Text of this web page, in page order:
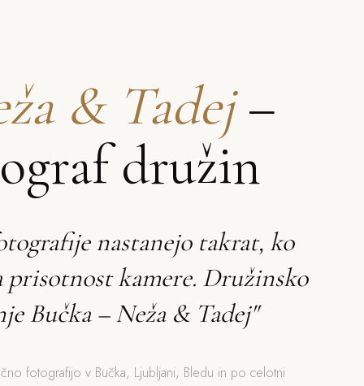
& Tadej–
družin
nastanejo takrat, ko
prisotnost kamere. Družinsko
Bučka – Neža & Tadej"
fotografijo v Bučka, Ljubljani, Bledu in po celotni